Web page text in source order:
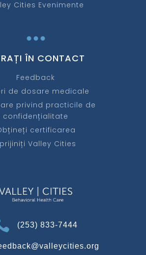
Cities Evenimente
...
ÎN CONTACT
Feedback
de dosare medicale
privind practicile de
confidențialitate
certificarea
Valley Cities
(253) 833-7444